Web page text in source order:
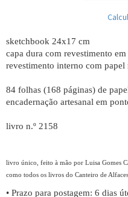
sketchbook 24x17 cm
capa dura com revestimento
revestimento interno com
84 folhas (168 páginas) de
encadernação artesanal em
livro n.º 2158
livro único, feito à mão por Luisa Gomes
como todos os livros do Canteiro de
• Prazo para postagem: 6 dias